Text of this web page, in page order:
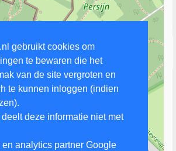
gebruikt cookies om
te bewaren die het
van de site vergroten en
te kunnen inloggen (indien
deze informatie niet met
analytics partner Google